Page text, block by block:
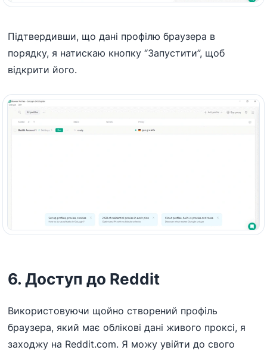
Підтвердивши, що дані профілю браузера в
порядку, я натискаю кнопку “Запустити”, щоб
відкрити його.
6. Доступ до Reddit
Використовуючи щойно створений профіль
браузера, який має облікові дані живого проксі, я
заходжу на Reddit.com. Я можу увійти до свого